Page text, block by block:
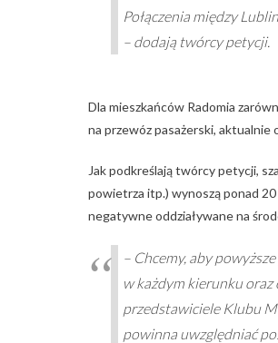
Połączenia między
– dodają twórcy petycji.
Dla mieszkańców Radomia
na przewóz pasażerski,
Jak podkreślają twórcy petycji,
powietrza itp.) wynoszą ponad
negatywne oddziaływane na
– Chcemy, aby
w każdym kierunku
przedstawiciele Klubu
powinna uwzględniać